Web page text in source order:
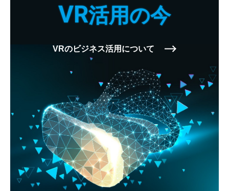
VR活用の今
VRのビジネス活用について